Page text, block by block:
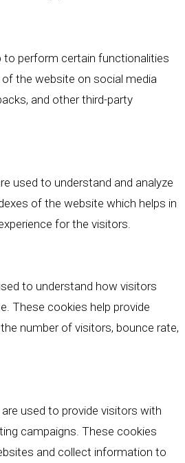
to perform certain functionalities
the website on social media
and other third-party
used to understand and analyze
of the website which helps in
for the visitors.
to understand how visitors
These cookies help provide
number of visitors, bounce rate,
used to provide visitors with
campaigns. These cookies
and collect information to